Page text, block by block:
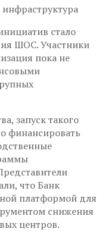
стало
ШОС. Участники
пока не
запуск такого
финансировать
что Банк
платформой для
снижения
центров.